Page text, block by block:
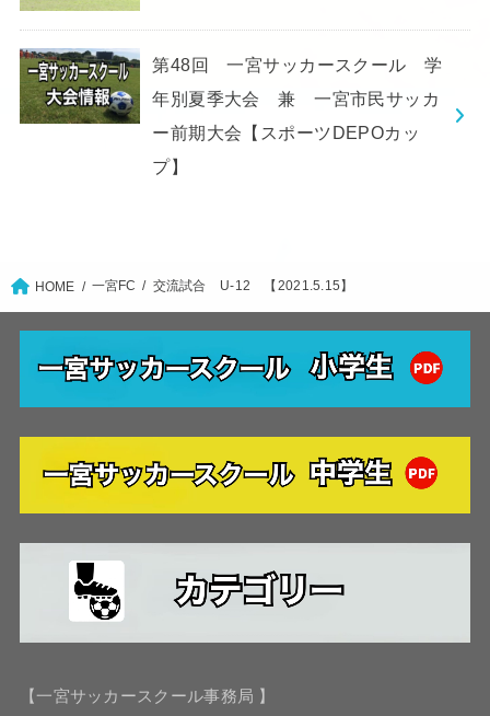
第48回 一宮サッカースクール 学
年別夏季大会 兼 一宮市民サッカ
ー前期大会【スポーツDEPOカッ
プ】
HOME 一宮FC 交流試合 U-12 【2021.5.15】
【一宮サッカースクール事務局 】